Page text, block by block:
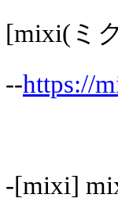
[mixi(ミ
--https://
-[mixi]